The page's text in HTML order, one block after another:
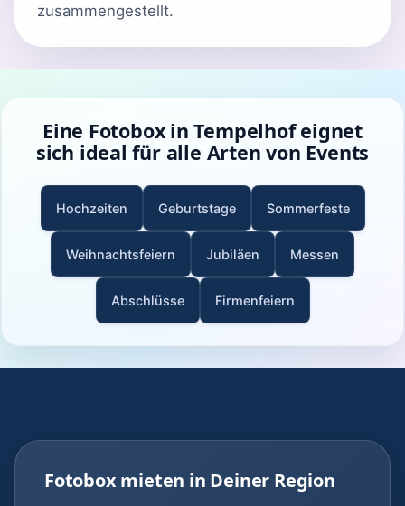
zusammengestellt.
Eine Fotobox in Tempelhof eignet
sich ideal für alle Arten von Events
Hochzeiten Geburtstage Sommerfeste
Weihnachtsfeiern Jubiläen Messen
Abschlüsse Firmenfeiern
Fotobox mieten in Deiner Region